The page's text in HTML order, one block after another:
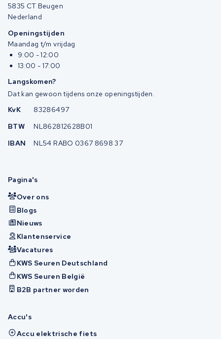
5835 CT Beugen
Nederland
Openingstijden
Maandag t/m vrijdag
9:00 - 12:00
13:00 - 17:00
Langskomen?
Dat kan gewoon tijdens onze openingstijden.
KvK
83286497
BTW
NL862812628B01
IBAN
NL54 RABO 0367 8698 37
Pagina's
Over ons
Blogs
Nieuws
Klantenservice
Vacatures
KWS Seuren Deutschland
KWS Seuren België
B2B partner worden
Accu's
Accu elektrische fiets